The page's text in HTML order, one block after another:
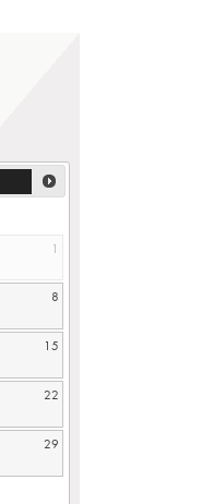
1
8
15
22
29